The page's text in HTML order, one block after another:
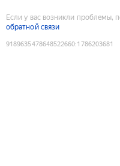
Если у вас возникли проблемы,
обратной связи
9189635478648522660:1786203681